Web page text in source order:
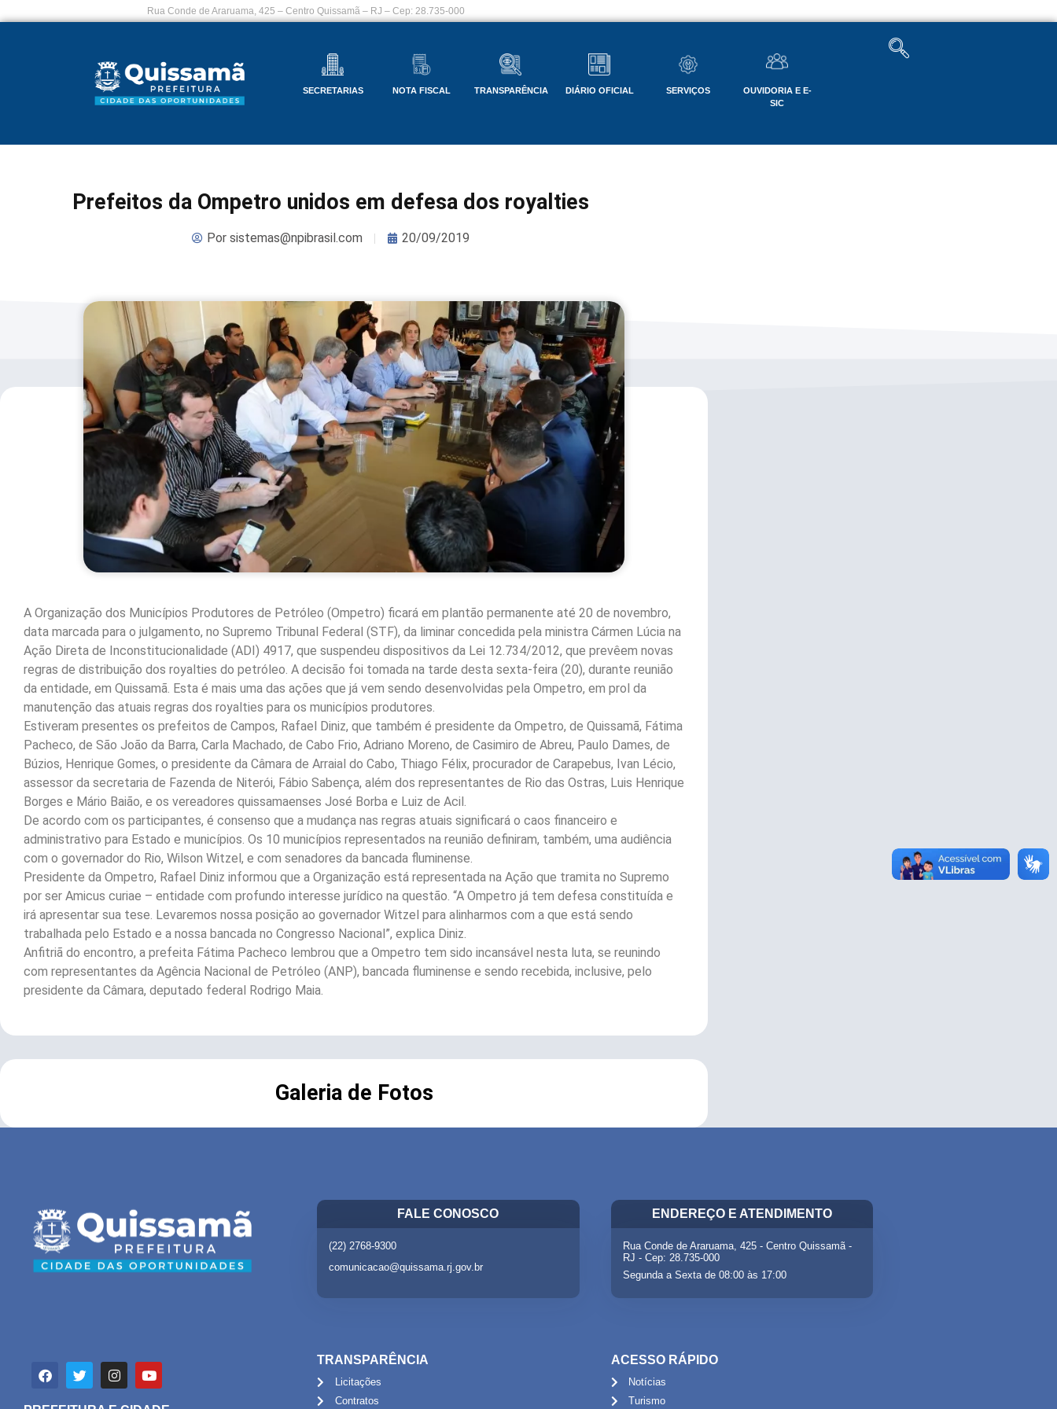
Rua Conde de Araruama, 425 – Centro Quissamã – RJ – Cep: 28.735-000
SECRETARIAS NOTA FISCAL TRANSPARÊNCIA DIÁRIO OFICIAL SERVIÇOS
OUVIDORIA E E-
SIC
Prefeitos da Ompetro unidos em defesa dos royalties
Porsistemas@npibrasil.com 20/09/2019
A Organização dos Municípios Produtores de Petróleo (Ompetro) ficará em plantão permanente até 20 de novembro,
data marcada para o julgamento, no Supremo Tribunal Federal (STF), da liminar concedida pela ministra Cármen Lúcia na
Ação Direta de Inconstitucionalidade (ADI) 4917, que suspendeu dispositivos da Lei 12.734/2012, que prevêem novas
regras de distribuição dos royalties do petróleo. A decisão foi tomada na tarde desta sexta-feira (20), durante reunião
da entidade, em Quissamã. Esta é mais uma das ações que já vem sendo desenvolvidas pela Ompetro, em prol da
manutenção das atuais regras dos royalties para os municípios produtores.
Estiveram presentes os prefeitos de Campos, Rafael Diniz, que também é presidente da Ompetro, de Quissamã, Fátima
Pacheco, de São João da Barra, Carla Machado, de Cabo Frio, Adriano Moreno, de Casimiro de Abreu, Paulo Dames, de
Búzios, Henrique Gomes, o presidente da Câmara de Arraial do Cabo, Thiago Félix, procurador de Carapebus, Ivan Lécio,
assessor da secretaria de Fazenda de Niterói, Fábio Sabença, além dos representantes de Rio das Ostras, Luis Henrique
Borges e Mário Baião, e os vereadores quissamaenses José Borba e Luiz de Acil.
De acordo com os participantes, é consenso que a mudança nas regras atuais significará o caos financeiro e
administrativo para Estado e municípios. Os 10 municípios representados na reunião definiram, também, uma audiência
com o governador do Rio, Wilson Witzel, e com senadores da bancada fluminense.
Presidente da Ompetro, Rafael Diniz informou que a Organização está representada na Ação que tramita no Supremo
por ser Amicus curiae – entidade com profundo interesse jurídico na questão. “A Ompetro já tem defesa constituída e
irá apresentar sua tese. Levaremos nossa posição ao governador Witzel para alinharmos com a que está sendo
trabalhada pelo Estado e a nossa bancada no Congresso Nacional”, explica Diniz.
Anfitriã do encontro, a prefeita Fátima Pacheco lembrou que a Ompetro tem sido incansável nesta luta, se reunindo
com representantes da Agência Nacional de Petróleo (ANP), bancada fluminense e sendo recebida, inclusive, pelo
presidente da Câmara, deputado federal Rodrigo Maia.
Galeria de Fotos
FALE CONOSCO
(22) 2768-9300
comunicacao@quissama.rj.gov.br
ENDEREÇO E ATENDIMENTO
Rua Conde de Araruama, 425 - Centro Quissamã -
RJ - Cep: 28.735-000
Segunda a Sexta de 08:00 às 17:00
TRANSPARÊNCIA
Licitações
Contratos
ACESSO RÁPIDO
Notícias
Turismo